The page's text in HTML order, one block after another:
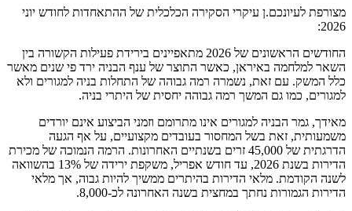
מצורפת לעיונכם.ן עיקרי הסקירה הכלכלית של ההתאחדות לחודש יוני
2026:
החודשים הראשונים של 2026 מתאפיינים בירידת פעילות הקשורה בין
השאר למלחמה באיראן, כאשר התוצר של ענף הבניה ירד פי שנים מאשר
כלל המשק. עם זאת, נשמרה רמה גבוהה של התחלות בניה למגורים ולא
למגורים, כמו גם המשך רמה גבוהה יחסית של היתרי בניה.
מאידך, גמר הבניה למגורים אינו מתרומם וזמני הביצוע אינם יורדים
משמעותית, זאת בשל המחסור בעובדים מקצועיים, על אף הגעה
הדרגתית של 45,000 זרים בשנתיים האחרונות. הרמה הנמוכה של מכירת
הדירות בשנת 2026, עד חודש אפריל, משקפת ירידה של 13% בהשוואה
לשנה הקודמת. מלאי הדירות בהיתרים ממשיך להיות גבוה, אך מלאי
הדירות הגמורות נחתך במחצית בשנה האחרונה לכ-8,000.